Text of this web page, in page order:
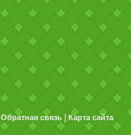
Обратная связь Карта сайта